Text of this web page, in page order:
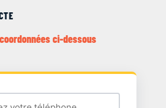
ci-dessous